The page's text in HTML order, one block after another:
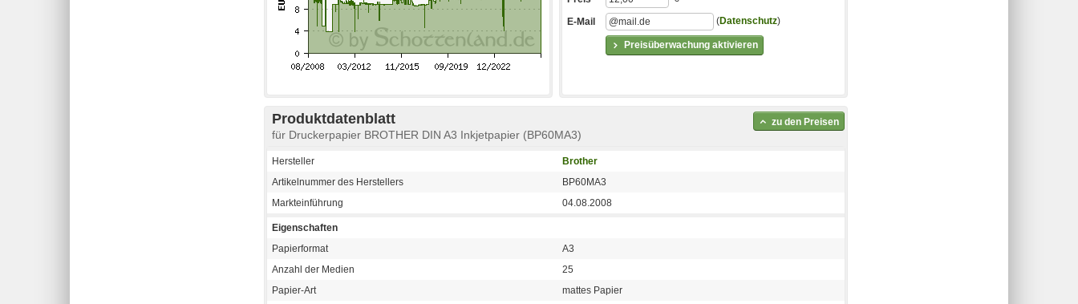
Preisüberwachung aktivieren
E-Mail (Datenschutz)
Produktdatenblatt
für Druckerpapier BROTHER DIN A3 Inkjetpapier (BP60MA3)
zu den Preisen
Hersteller
Brother
Artikelnummer des Herstellers
BP60MA3
Markteinführung
04.08.2008
Eigenschaften
Papierformat
A3
Anzahl der Medien
25
Papier-Art
mattes Papier